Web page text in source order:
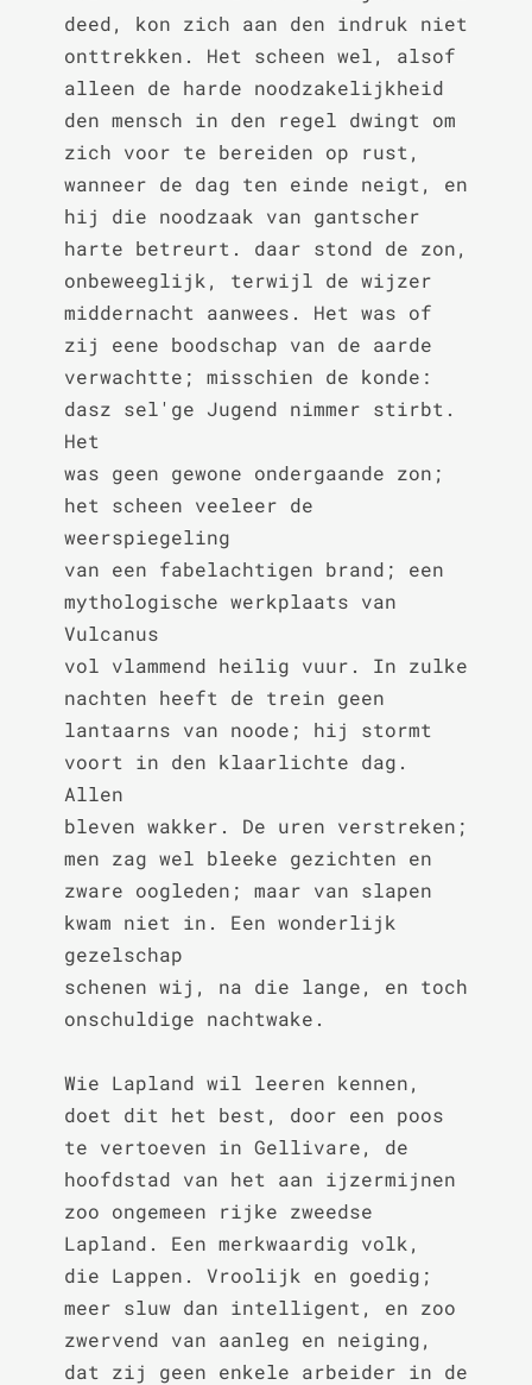
deed, kon zich aan den indruk niet
onttrekken. Het scheen wel, alsof
alleen de harde noodzakelijkheid
den mensch in den regel dwingt om
zich voor te bereiden op rust,
wanneer de dag ten einde neigt, en
hij die noodzaak van gantscher
harte betreurt. daar stond de zon,
onbeweeglijk, terwijl de wijzer
middernacht aanwees. Het was of
zij eene boodschap van de aarde
verwachtte; misschien de konde:
dasz sel'ge Jugend nimmer stirbt.
Het
was geen gewone ondergaande zon;
het scheen veeleer de
weerspiegeling
van een fabelachtigen brand; een
mythologische werkplaats van
Vulcanus
vol vlammend heilig vuur. In zulke
nachten heeft de trein geen
lantaarns van noode; hij stormt
voort in den klaarlichte dag.
Allen
bleven wakker. De uren verstreken;
men zag wel bleeke gezichten en
zware oogleden; maar van slapen
kwam niet in. Een wonderlijk
gezelschap
schenen wij, na die lange, en toch
onschuldige nachtwake.
Wie Lapland wil leeren kennen,
doet dit het best, door een poos
te vertoeven in Gellivare, de
hoofdstad van het aan ijzermijnen
zoo ongemeen rijke zweedse
Lapland. Een merkwaardig volk,
die Lappen. Vroolijk en goedig;
meer sluw dan intelligent, en zoo
zwervend van aanleg en neiging,
dat zij geen enkele arbeider in de